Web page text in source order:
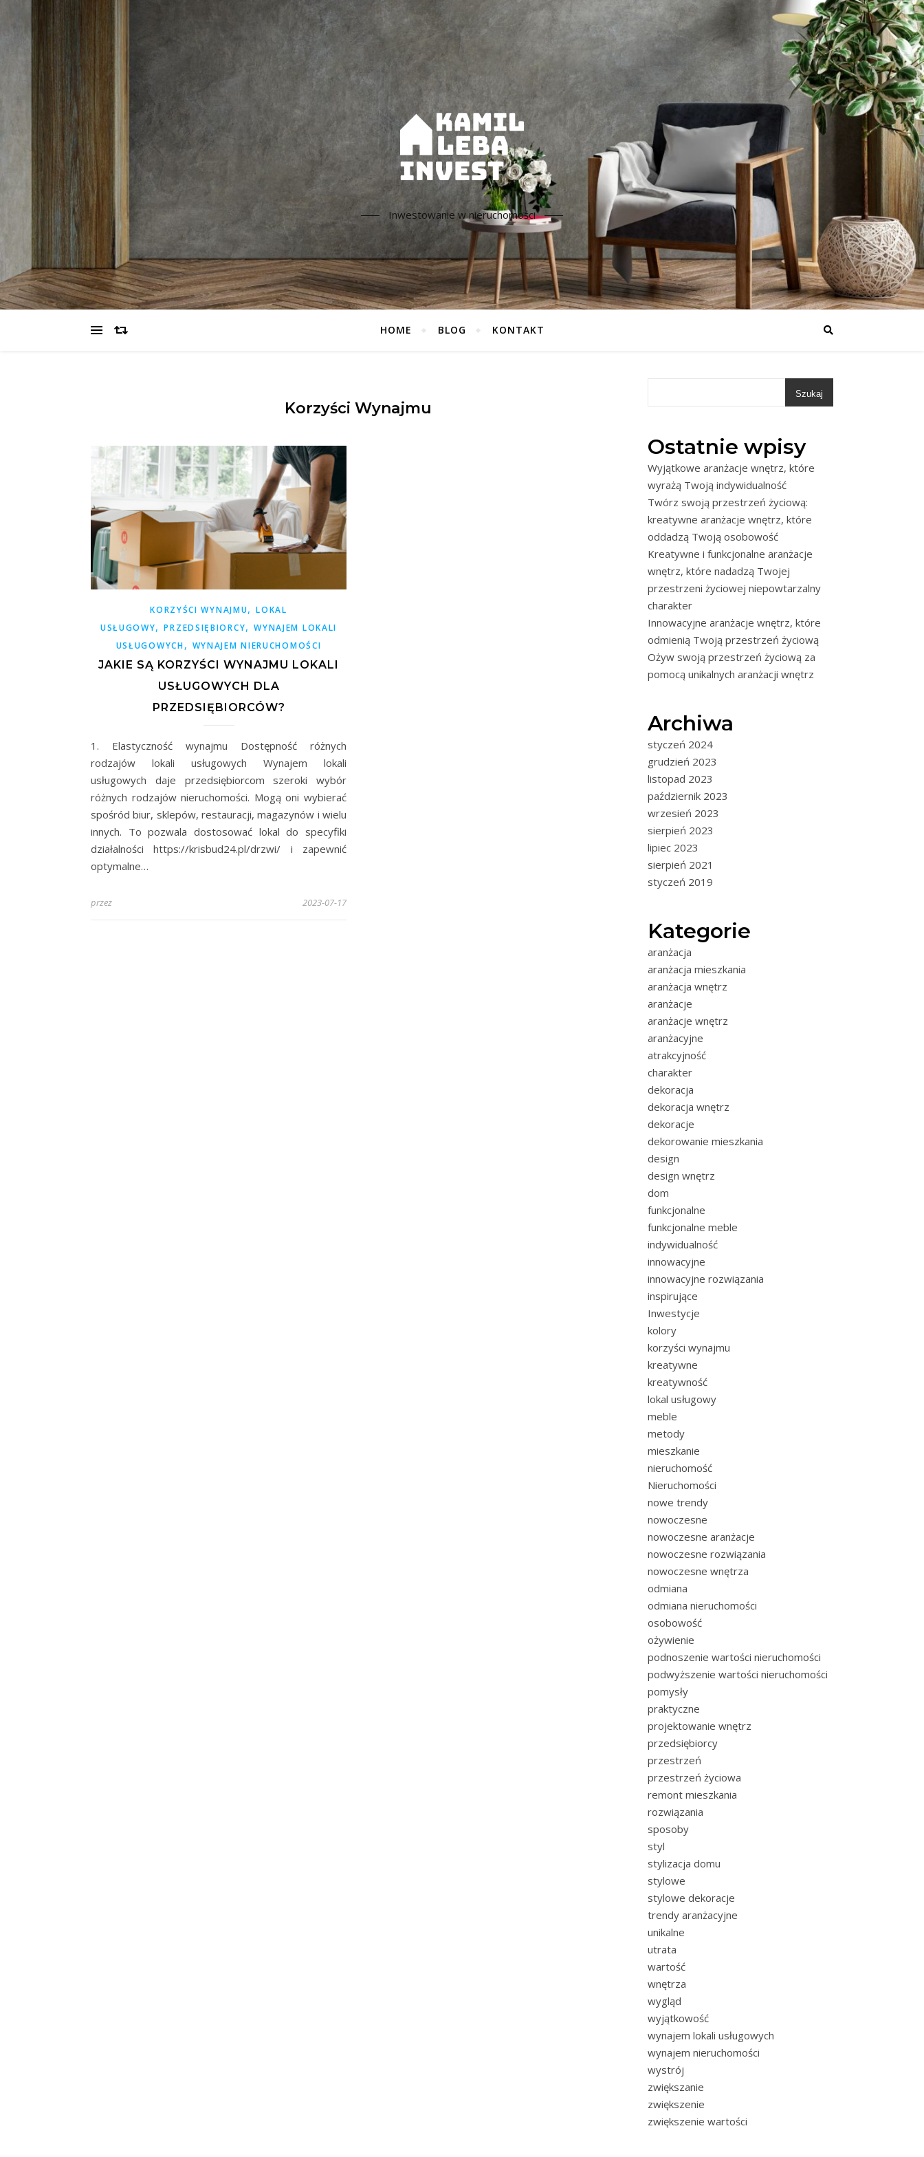
Inwestowanie w nieruchomości
HOME BLOG KONTAKT
Korzyści Wynajmu
KORZYŚCI WYNAJMU,LOKAL
USŁUGOWY,PRZEDSIĘBIORCY,WYNAJEM LOKALI
USŁUGOWYCH, WYNAJEM NIERUCHOMOŚCI
JAKIE SĄ KORZYŚCI WYNAJMU LOKALI
USŁUGOWYCH DLA
PRZEDSIĘBIORCÓW?
1. Elastyczność wynajmu Dostępność różnych
rodzajów lokali usługowych Wynajem lokali
usługowych daje przedsiębiorcom szeroki wybór
różnych rodzajów nieruchomości. Mogą oni wybierać
spośród biur, sklepów, restauracji, magazynów i wielu
innych. To pozwala dostosować lokal do specyfiki
działalności https://krisbud24.pl/drzwi/ i zapewnić
optymalne…
przez 2023-07-17
Szukaj
Ostatnie wpisy
Wyjątkowe aranżacje wnętrz, które
wyrażą Twoją indywidualność
Twórz swoją przestrzeń życiową:
kreatywne aranżacje wnętrz, które
oddadzą Twoją osobowość
Kreatywne i funkcjonalne aranżacje
wnętrz, które nadadzą Twojej
przestrzeni życiowej niepowtarzalny
charakter
Innowacyjne aranżacje wnętrz, które
odmienią Twoją przestrzeń życiową
Ożyw swoją przestrzeń życiową za
pomocą unikalnych aranżacji wnętrz
Archiwa
styczeń 2024
grudzień 2023
listopad 2023
październik 2023
wrzesień 2023
sierpień 2023
lipiec 2023
sierpień 2021
styczeń 2019
Kategorie
aranżacja
aranżacja mieszkania
aranżacja wnętrz
aranżacje
aranżacje wnętrz
aranżacyjne
atrakcyjność
charakter
dekoracja
dekoracja wnętrz
dekoracje
dekorowanie mieszkania
design
design wnętrz
dom
funkcjonalne
funkcjonalne meble
indywidualność
innowacyjne
innowacyjne rozwiązania
inspirujące
Inwestycje
kolory
korzyści wynajmu
kreatywne
kreatywność
lokal usługowy
meble
metody
mieszkanie
nieruchomość
Nieruchomości
nowe trendy
nowoczesne
nowoczesne aranżacje
nowoczesne rozwiązania
nowoczesne wnętrza
odmiana
odmiana nieruchomości
osobowość
ożywienie
podnoszenie wartości nieruchomości
podwyższenie wartości nieruchomości
pomysły
praktyczne
projektowanie wnętrz
przedsiębiorcy
przestrzeń
przestrzeń życiowa
remont mieszkania
rozwiązania
sposoby
styl
stylizacja domu
stylowe
stylowe dekoracje
trendy aranżacyjne
unikalne
utrata
wartość
wnętrza
wygląd
wyjątkowość
wynajem lokali usługowych
wynajem nieruchomości
wystrój
zwiększanie
zwiększenie
zwiększenie wartości